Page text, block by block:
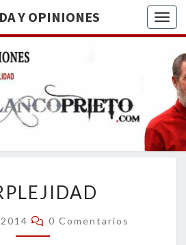
Y OPINIONES
DE
BREVE
RECORRIDO
VITAL Y
ACTUALIDAD
Comentarios
0 Comentarios